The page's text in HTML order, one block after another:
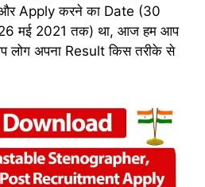
Apply करने का Date (30
मई 2021 तक) था, आज हम आप
लोग अपना Result किस तरीके से